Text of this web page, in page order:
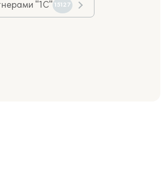
"1С" 15127